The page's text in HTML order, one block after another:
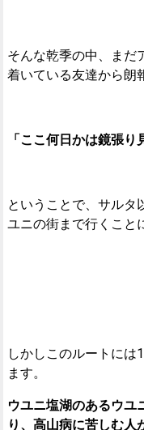
そんな乾季の中、まだ
着いている友達から朗
「ここ何日かは鏡張り
ということで、サルタ
ユニの街まで行くこと
しかしこのルートには
ます。
ウユニ塩湖のあるウユ
り、高山病に苦しむ人